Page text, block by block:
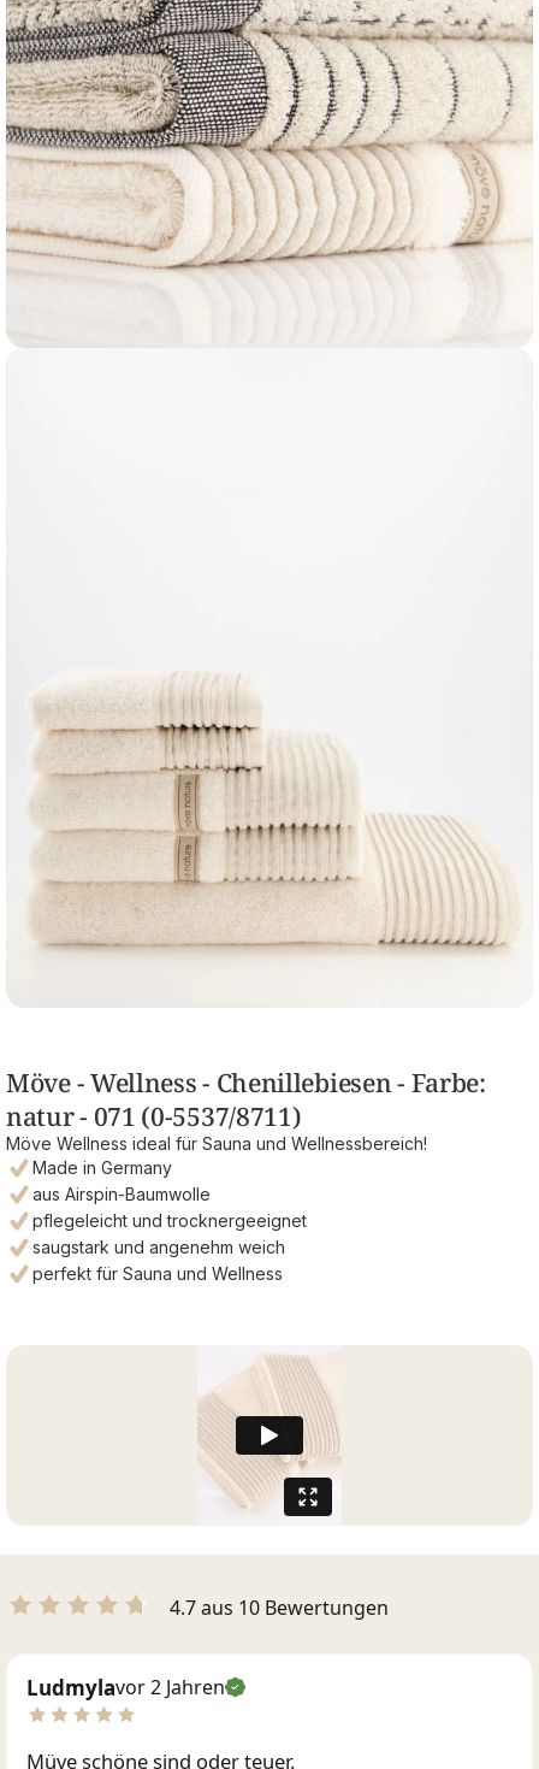
Möve - Wellness - Chenillebiesen - Farbe:
natur - 071 (0-5537/8711)
Möve Wellness ideal für Sauna und Wellnessbereich!
Made in Germany
aus Airspin-Baumwolle
pflegeleicht und trocknergeeignet
saugstark und angenehm weich
perfekt für Sauna und Wellness
4.7 aus 10 Bewertungen
Ludmylavor 2 Jahren
Müve schöne sind oder teuer.